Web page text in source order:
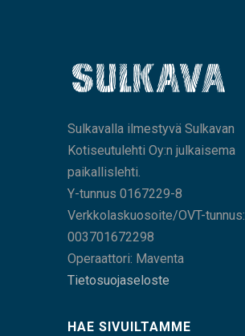
Sulkavalla ilmestyvä Sulkavan
Kotiseutulehti Oy:n julkaisema
paikallislehti.
Y-tunnus 0167229-8
Verkkolaskuosoite/OVT-tunnus:
003701672298
Operaattori: Maventa
Tietosuojaseloste
HAE SIVUILTAMME